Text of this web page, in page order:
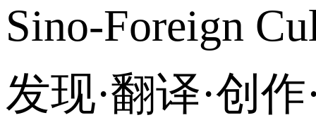
Sino-Foreign
发现·翻译·创